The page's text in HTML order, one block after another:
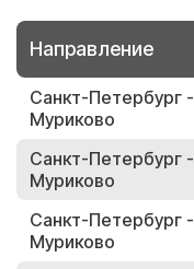
Направление
Санкт-Петербург -
Муриково
Санкт-Петербург -
Муриково
Санкт-Петербург -
Муриково